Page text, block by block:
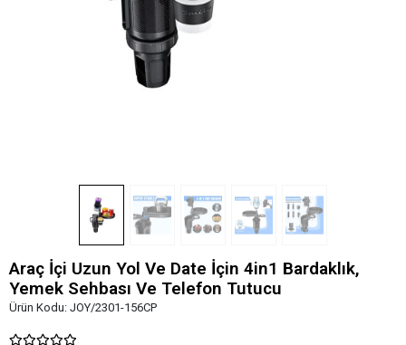
Araç İçi Uzun Yol Ve Date İçin 4in1 Bardaklık,
Yemek Sehbası Ve Telefon Tutucu
Ürün Kodu: JOY/2301-156CP